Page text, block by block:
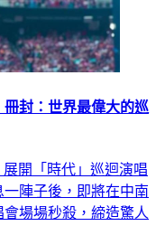
封：世界最偉大的巡
開「時代」巡迴演唱
陣子後，即將在中南